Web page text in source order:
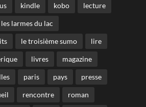
kindle kobo lecture
les larmes du lac
le troisième sumo lire
livres magazine
paris pays presse
rencontre roman